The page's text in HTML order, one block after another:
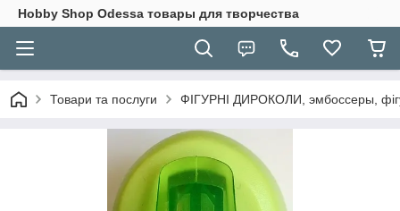
Hobbу Shop Odessa товары для творчества
Товари та послуги ФІГУРНІ ДИРОКОЛИ, эмбоссеры,